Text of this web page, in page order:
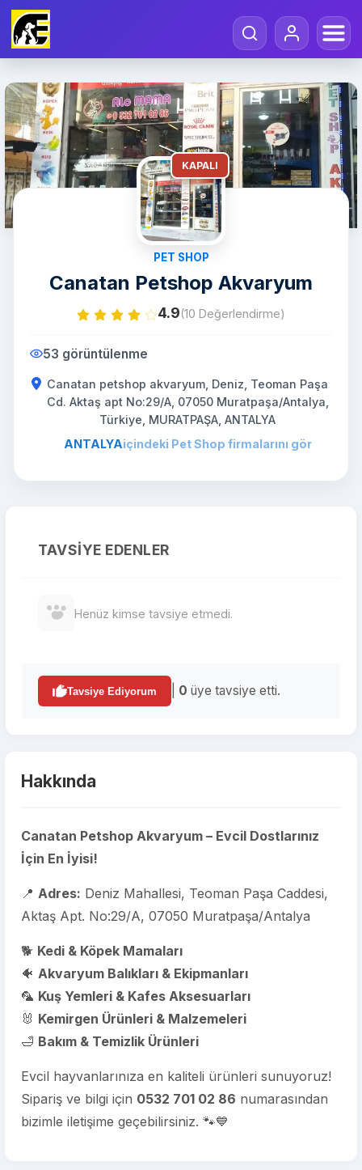
KAPALI
PET SHOP
Canatan Petshop Akvaryum
4.9(10 Değerlendirme)
53 görüntülenme
Canatan petshop akvaryum, Deniz, Teoman Paşa
Cd. Aktaş apt No:29/A, 07050 Muratpaşa/Antalya,
Türkiye, MURATPAŞA, ANTALYA
ANTALYAiçindeki Pet Shop firmalarını gör
TAVSIYE EDENLER
Henüz kimse tavsiye etmedi.
Tavsiye Ediyorum 0 üye tavsiye etti.
Hakkında
Canatan Petshop Akvaryum – Evcil Dostlarınız
İçin En İyisi!
📍 Adres: Deniz Mahallesi, Teoman Paşa Caddesi,
Aktaş Apt. No:29/A, 07050 Muratpaşa/Antalya
🐕 Kedi & Köpek Mamaları
🐠 Akvaryum Balıkları & Ekipmanları
🦜 Kuş Yemleri & Kafes Aksesuarları
🐰 Kemirgen Ürünleri & Malzemeleri
🛁 Bakım & Temizlik Ürünleri
Evcil hayvanlarınıza en kaliteli ürünleri sunuyoruz!
Sipariş ve bilgi için 0532 701 02 86 numarasından
bizimle iletişime geçebilirsiniz. 🐾💙